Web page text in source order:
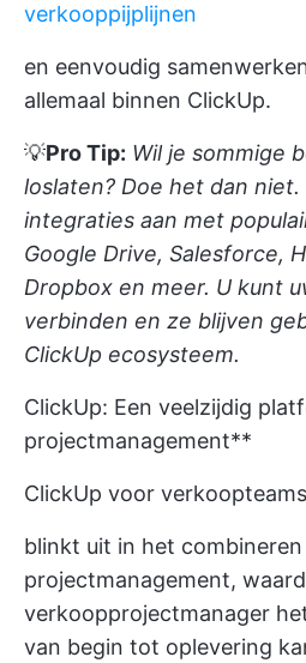
verkooppijplijnen
en eenvoudig
allemaal binnen ClickUp.
💡Pro Tip: Wil je sommige
loslaten? Doe het dan niet.
integraties aan met
Google Drive, Salesforce,
Dropbox en meer. U kunt
verbinden en ze blijven
ClickUp ecosysteem.
ClickUp: Een veelzijdig
projectmanagement**
ClickUp voor verkoopteams
blinkt uit in het
projectmanagement,
verkoopprojectmanager
van begin tot oplevering